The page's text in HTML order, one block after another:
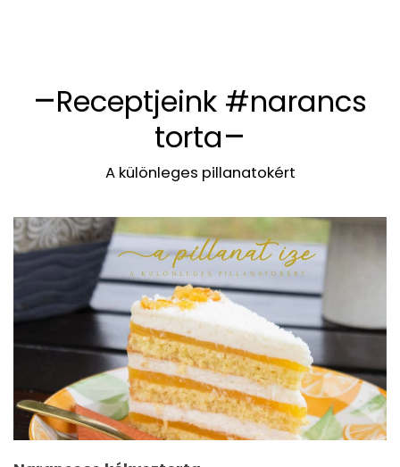
Receptjeink #narancs
torta
A különleges pillanatokért